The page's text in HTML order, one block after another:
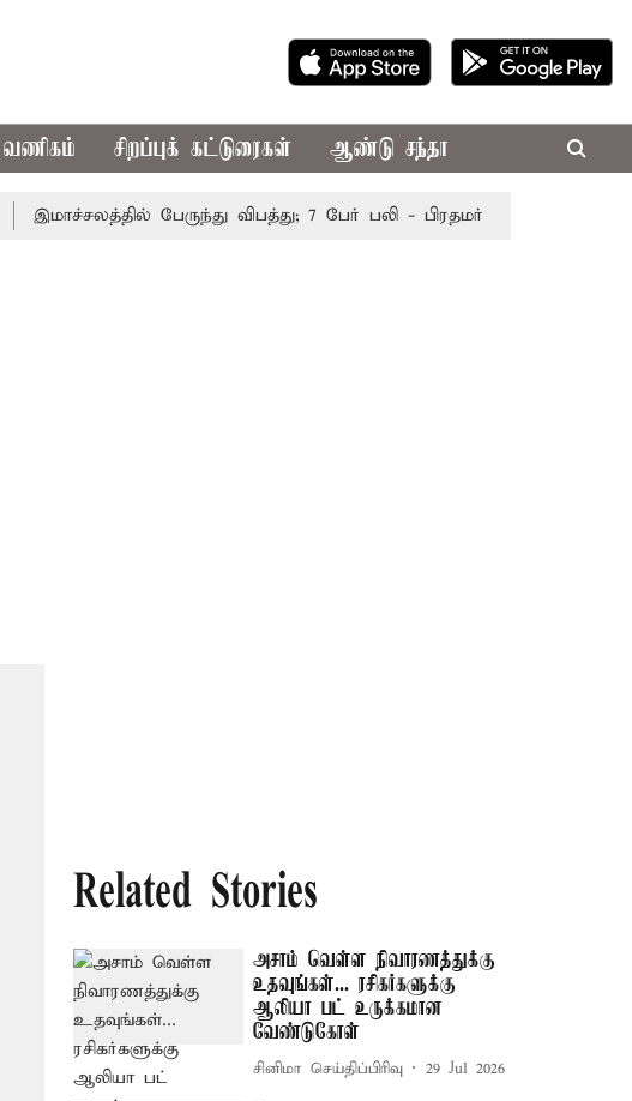
வணிகம் சிறப்புக் கட்டுரைகள் ஆண்டு சந்தா
பேருந்து விபத்து; 7 பேர் பலி - பிரதமர் மோடி இரங்கல்
Related Stories
அசாம் வெள்ள நிவாரணத்துக்கு
உதவுங்கள்... ரசிகர்களுக்கு
ஆலியா பட் உருக்கமான
வேண்டுகோள்
சினிமா செய்திப்பிரிவு 29 Jul 2026